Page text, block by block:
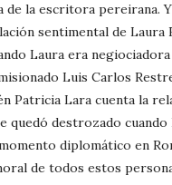
de la escritora pereirana.
sentimental de
Laura era
Luis Carlos
Patricia Lara cuenta la
quedó destrozado
diplomático en
de todos estos